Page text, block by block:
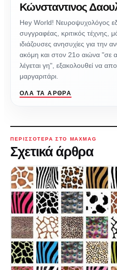
Κώνσταντινος
Hey World! Νευροψυχολόγος
συγγραφέας, κριτικός τέχνης,
ιδιάζουσες ανησυχίες για την
ακόμη και στον 21ο αιώνα "σε
λέγεται γη", εξακολουθεί να
μαργαριτάρι.
ΌΛΑ ΤΑ ΆΡΘΡΑ
ΠΕΡΙΣΣΌΤΕΡΑ ΣΤΟ MAXMAG
Σχετικά άρθρα